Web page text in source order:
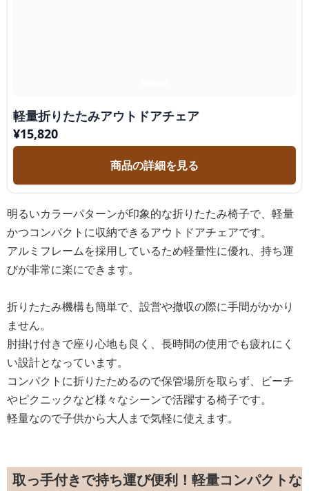
軽量折りたたみアウトドアチェア
¥15,820
商品の詳細を見る
明るいカラーパターンが印象的な折りたたみ椅子で、軽量
かつコンパクトに収納できるアウトドアチェアです。
アルミフレームを採用しているため軽量性に優れ、持ち運
びが非常に楽にできます。
折りたたみ機構も簡単で、設営や撤収の際に手間がかかり
ません。
肘掛け付きで座り心地も良く、長時間の使用でも疲れにく
い設計となっています。
コンパクトに折りたためるので保管場所を取らず、ビーチ
やピクニックなど様々なシーンで活躍する椅子です。
軽量なので子供から大人まで気軽に使えます。
取っ手付きで持ち運び便利！軽量コンパクトな